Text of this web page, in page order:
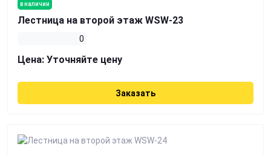
в наличии
Лестница на второй этаж WSW-23
0
Цена: Уточняйте цену
Заказать